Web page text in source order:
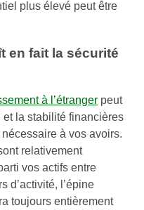
plus élevé peut être
en fait la sécurité
à l’étranger peut
la stabilité financières
à vos avoirs.
relativement
vos actifs entre
d’activité, l’épine
toujours entièrement